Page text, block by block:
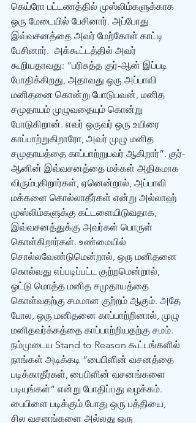
கெய்ரோ பட்டணத்தில் முஸ்லிம்களுக்காக
ஒரு மேடையில் பேசினார். அப்போது
இவ்வசனத்தை அவர் மேற்கோள் காட்டி
பேசினார்.  அக்கூட்டத்தில் அவர்
கூறியதாவது: “பரிசுத்த குர்-ஆன் இப்படி
போதிக்கிறது, அதாவது ஒரு அப்பாவி
மனிதனை கொன்று போடுபவன், மனித
சமுதாயம் முழுவதையும் கொன்று
போடுகிறான். எவர் ஒருவர் ஒரு உயிரை
காப்பாற்றுகிறாரோ, அவர் முழு மனித
சமுதாயத்தை காப்பாற்றுபவர் ஆகிறார்”. குர்-
ஆனின் இவ்வசனத்தை மக்கள் அதிகமாக
விரும்புகிறார்கள், ஏனென்றால், அப்பாவி
மக்களை கொல்லாதீர்கள் என்று அல்லாஹ்
முஸ்லிம்களுக்கு கட்டளையிடுவதாக,
இவ்வசனத்துக்கு அவர்கள் பொருள்
கொள்கிறார்கள். உண்மையில்
சொல்லவேண்டுமென்றால், ஒரு மனிதனை
கொல்வது எப்படிப்பட்ட குற்றமென்றால்,
ஒட்டு மொத்த மனித சமுதாயத்தை
கொள்வதற்கு சமமான குற்றம் ஆகும். அதே
போல, ஒரு மனிதனை காப்பாற்றினால், முழு
மனிதவர்க்கத்தை காப்பாற்றியதற்கு சமம்.
நம்முடைய Stand to Reason கூட்டங்களில்
நாங்கள் அடிக்கடி “பைபிளின் வசனத்தை
படிக்காதீர்கள், பைபிளின் வசனங்களை
படியுங்கள்” என்று போதிப்பது வழக்கம்.
பைபிளை படிக்கும் போது ஒரு பத்தியை,
சில வசனங்களை அல்லது ஒரு